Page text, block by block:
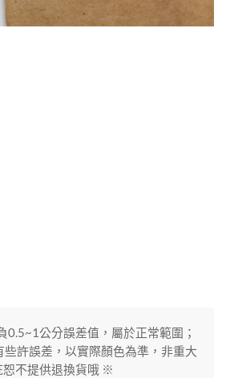
0.5~1公分誤差值，屬於正常範圍；
些許誤差，以實際顏色為準，非重大
恕不提供退換貨哦 ※